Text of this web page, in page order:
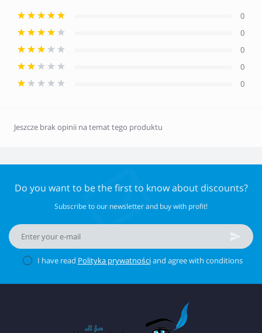
0
0
0
0
0
Jeszcze brak opinii na temat tego produktu
Do you want to be the first to know about discounts?
Subscribe to our newsletter and buy with profit!
I have read Polityka prywatnościand agree with conditions